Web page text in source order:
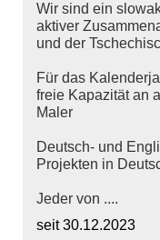
Wir sind ein
aktiver
und der
Für das
freie Kapazität an
Maler
Deutsch- und
Projekten in
Jeder von ....
seit 30.12.2023